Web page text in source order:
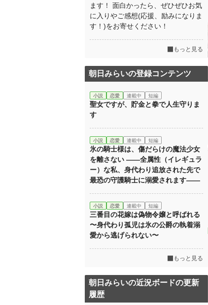
ます！ 面白かったら、ぜひぜひお気
に入りやご感想(応援、励みになりま
す！)をお寄せください！
もっと見る
朝日みらいの登録コンテンツ
小説 恋愛 連載中 短編
聖女ですが、貯金と拳で人生守りま
す
小説 恋愛 連載中 短編
氷の騎士様は、傷だらけの魔法少女
を離さない ——全属性（イレギュラ
ー）な私、身代わり追放された先で
最恐の守護騎士に溺愛されます——
小説 恋愛 連載中 短編
三番目の花嫁は偽物令嬢と呼ばれる ​
〜身代わり孤児は氷の公爵の執着溺
愛から逃げられない〜
もっと見る
朝日みらいの近況ボードの更新
履歴